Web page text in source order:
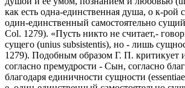
как есть одна-единственная душа, о к-
один-единственный самостоятельно
Col. 1279). «Пусть никто не считает,-
сущего (unius subsistentis), но - лишь
1279). Подобным образом Г. П. критикует
согласно премудрости - Сын, согласно
благодаря единичности сущности